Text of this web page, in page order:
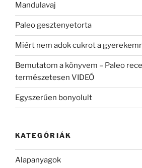
Mandulavaj
Paleo gesztenyetorta
Miért nem adok cukrot a
Bemutatom a könyvem – Paleo
természetesen VIDEÓ
Egyszerűen bonyolult
KATEGÓRIÁK
Alapanyagok